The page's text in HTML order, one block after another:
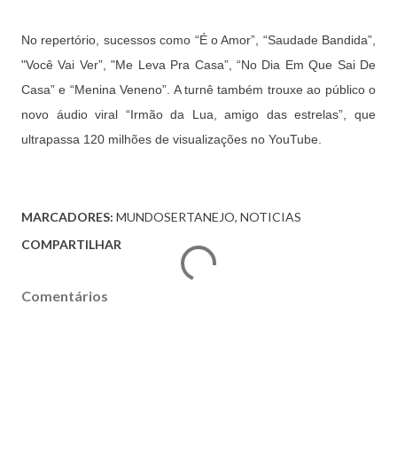
No repertório, sucessos como “É o Amor”, “Saudade Bandida”,
"Você Vai Ver”, "Me Leva Pra Casa”, “No Dia Em Que Sai De
Casa” e “Menina Veneno”. A turnê também trouxe ao público o
novo áudio viral “Irmão da Lua, amigo das estrelas”, que
ultrapassa 120 milhões de visualizações no YouTube.
MARCADORES: MUNDOSERTANEJO NOTICIAS
COMPARTILHAR
Comentários